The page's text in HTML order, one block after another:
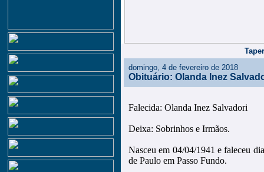
domingo, 4 de fevereiro de 2018
Obituário: Olanda Inez
Falecida: Olanda Inez Salvadori
Deixa: Sobrinhos e Irmãos.
Nasceu em 04/04/1941 e faleceu
de Paulo em Passo Fundo.